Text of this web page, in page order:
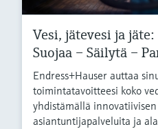
Vesi, jätevesi ja jäte:
Suojaa – Säilytä –
Endress+Hauser auttaa
toimintatavoitteesi koko
yhdistämällä
asiantuntijapalveluita ja